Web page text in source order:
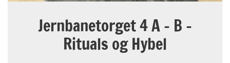
Jernbanetorget 4 A – B –
Rituals og Hybel